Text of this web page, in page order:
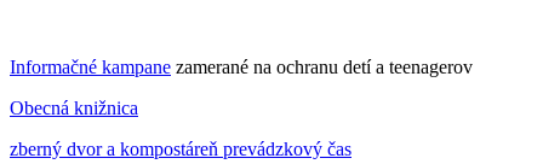
Informačné kampane zamerané na ochranu detí a teenagerov
Obecná knižnica
zberný dvor a kompostáreň prevádzkový čas